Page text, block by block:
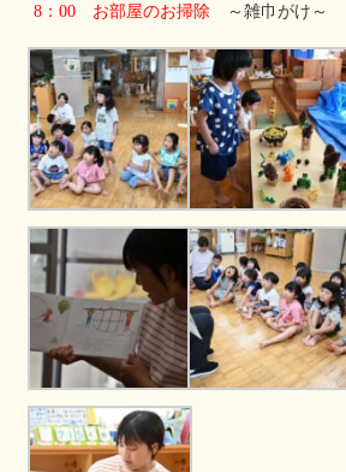
8：00 お部屋のお掃除 ～雑巾がけ～